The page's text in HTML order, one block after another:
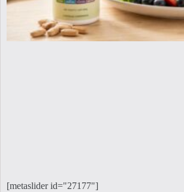
[metaslider id="27177"]